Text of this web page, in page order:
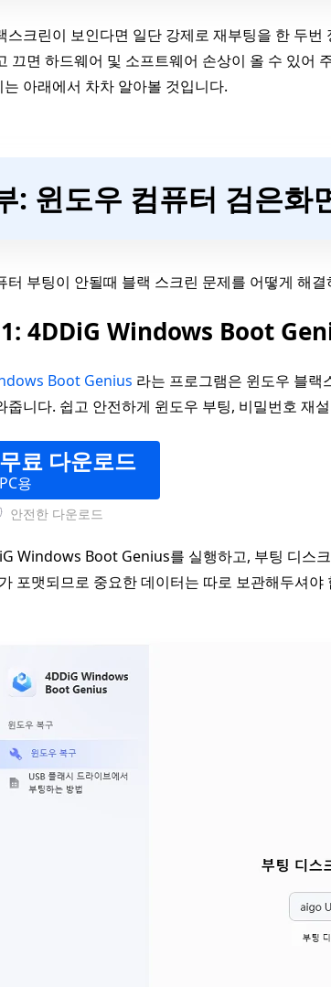
스크린이 보인다면 일단 강제로 재부팅을 한 두
끄면 하드웨어 및 소프트웨어 손상이 올 수 있어
아래에서 차차 알아볼 것입니다.
: 윈도우 컴퓨터 검은화
터 부팅이 안될때 블랙 스크린 문제를 어떻게 해
4DDiG Windows Boot
Boot Genius 라는 프로그램은 윈도우 블랙
줍니다. 쉽고 안전하게 윈도우 부팅, 비밀번호 재
무료 다운로드
PC용
안전한 다운로드
Windows Boot Genius를 실행하고, 부팅 디스
포맷되므로 중요한 데이터는 따로 보관해두셔